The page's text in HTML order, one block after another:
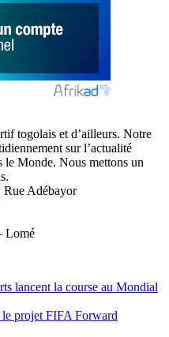
togolais et d’ailleurs. Notre
sur l’actualité
le Monde. Nous mettons un
Rue Adébayor
Lomé
lancent la course au Mondial
projet FIFA Forward